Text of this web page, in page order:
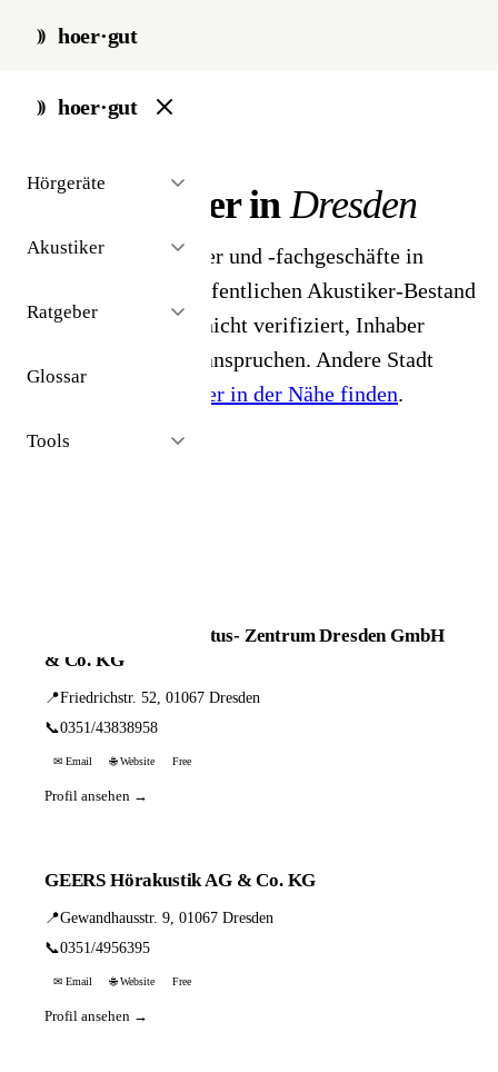
hoer·gut
hoer·gut
Hörgeräte
Akustiker
Ratgeber
Glossar
Tools
start / akustiker / dresden
Hörakustiker inDresden
25 Hörgeräteakustiker und -fachgeschäfte in
Dresden. Aus dem öffentlichen Akustiker-Bestand
2026 - Profile noch nicht verifiziert, Inhaber
können ihr Profil beanspruchen. Andere Stadt
Hörakustiker in der Nähe finden.
auric Hör- und Tinnitus- Zentrum Dresden GmbH
& Co. KG
📍Friedrichstr. 52, 01067 Dresden
📞0351/43838958
✉ Email 🌐 Website Free
Profil ansehen →
GEERS Hörakustik AG & Co. KG
📍Gewandhausstr. 9, 01067 Dresden
📞0351/4956395
✉ Email 🌐 Website Free
Profil ansehen →